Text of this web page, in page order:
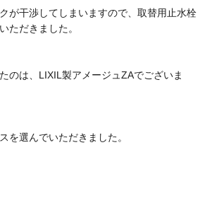
が干渉してしまいますので、取替用止水栓
ただきました。
のは、LIXIL製アメージュZAでございま
を選んでいただきました。